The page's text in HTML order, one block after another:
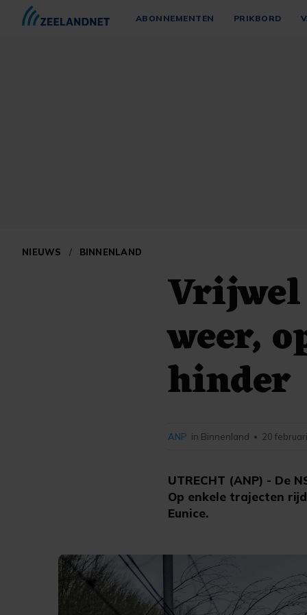
ABONNEMENTEN PRIKBORD
NIEUWS / BINNENLAND
weer,
hinder
UTRECHT (ANP) - De
Op enkele trajecten
Eunice.
ANP in Binnenland • 20